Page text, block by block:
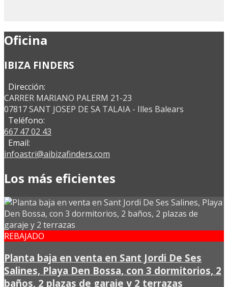
Oficina
IBIZA FINDERS
Dirección:
CARRER MARIANO PALERM 21-23
07817 SANT JOSEP DE SA TALAIA - Illes Balears
Teléfono:
667 47 02 43
Email:
infoastri@aibizafinders.com
Los más eficientes
REBAJADO
Planta baja en venta en Sant Jordi De Ses
Salines, Playa Den Bossa, con 3 dormitorios, 2
baños, 2 plazas de garaje y 2 terrazas